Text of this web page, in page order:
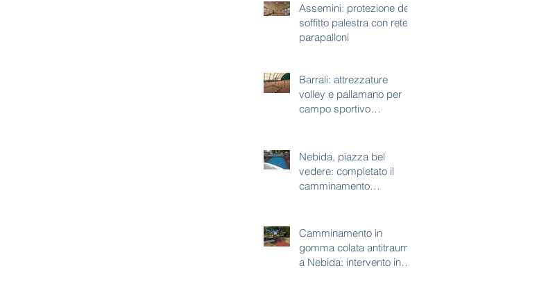
Assemini: protezione del
soffitto palestra con rete
parapalloni
Barrali: attrezzature
volley e pallamano per
campo sportivo
Nebida, piazza bel
vedere: completato il
camminamento
Camminamento in
gomma colata antitrauma
a Nebida: intervento in